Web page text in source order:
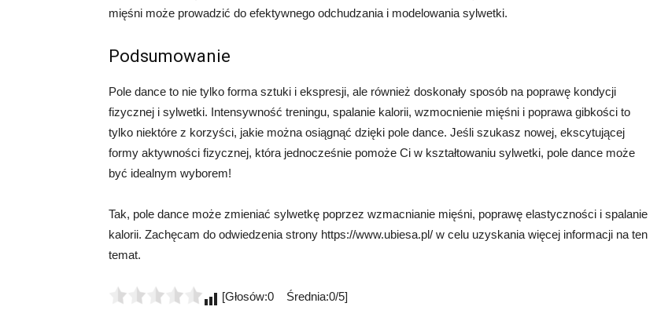
mięśni może prowadzić do efektywnego odchudzania i modelowania sylwetki.
Podsumowanie
Pole dance to nie tylko forma sztuki i ekspresji, ale również doskonały sposób na poprawę kondycji
fizycznej i sylwetki. Intensywność treningu, spalanie kalorii, wzmocnienie mięśni i poprawa gibkości to
tylko niektóre z korzyści, jakie można osiągnąć dzięki pole dance. Jeśli szukasz nowej, ekscytującej
formy aktywności fizycznej, która jednocześnie pomoże Ci w kształtowaniu sylwetki, pole dance może
być idealnym wyborem!
Tak, pole dance może zmieniać sylwetkę poprzez wzmacnianie mięśni, poprawę elastyczności i spalanie
kalorii. Zachęcam do odwiedzenia strony https://www.ubiesa.pl/ w celu uzyskania więcej informacji na ten
temat.
[Głosów:0 Średnia:0/5]